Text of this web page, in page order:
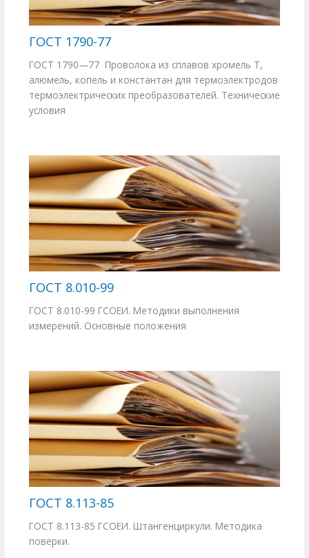
ГОСТ 1790-77
ГОСТ 1790—77 Проволока из сплавов хромель Т,
алюмель, копель и константан для термоэлектродов
термоэлектрических преобразователей. Технические
условия
ГОСТ 8.010-99
ГОСТ 8.010-99 ГСОЕИ. Методики выполнения
измерений. Основные положения
ГОСТ 8.113-85
ГОСТ 8.113-85 ГСОЕИ. Штангенциркули. Методика
поверки.